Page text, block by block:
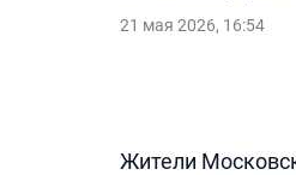
21 мая 2026, 16:54
Жители